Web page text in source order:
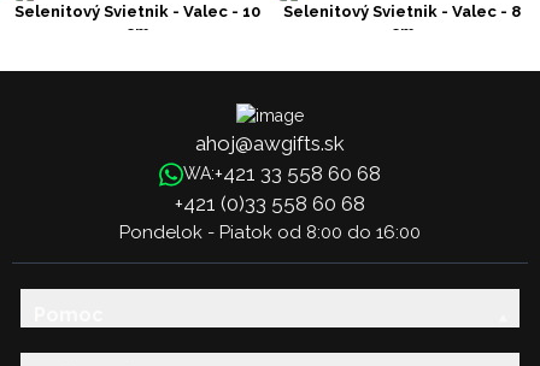
Selenitový Svietnik - Valec - 10
cm
Selenitový Svietnik - Valec - 8
cm
ahoj@awgifts.sk
WA:+421 33 558 60 68
+421 (0)33 558 60 68
Pondelok - Piatok od 8:00 do 16:00